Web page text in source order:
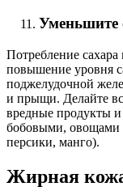
Уменьшите
Потребление
повышение уровня
поджелудочной
и прыщи. Делайте
вредные продукты
бобовыми, овощами
персики, манго).
Жирная